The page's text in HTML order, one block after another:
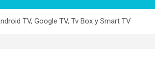
TV, Google TV, Tv Box y Smart TV